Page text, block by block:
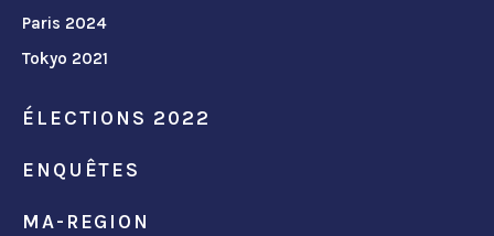
Paris 2024
Tokyo 2021
ÉLECTIONS 2022
ENQUÊTES
MA-REGION